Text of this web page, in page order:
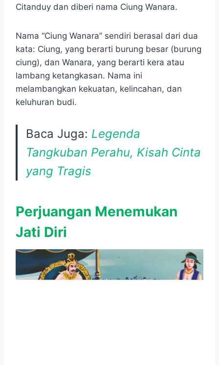
Citanduy dan diberi nama Ciung Wanara.
Nama “Ciung Wanara” sendiri berasal dari dua
kata: Ciung, yang berarti burung besar (burung
ciung), dan Wanara, yang berarti kera atau
lambang ketangkasan. Nama ini
melambangkan kekuatan, kelincahan, dan
keluhuran budi.
Baca Juga: Legenda
Tangkuban Perahu, Kisah Cinta
yang Tragis
Perjuangan Menemukan
Jati Diri